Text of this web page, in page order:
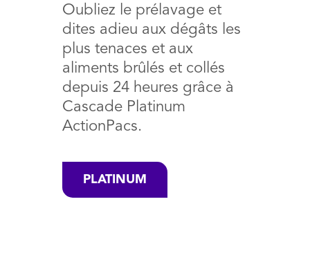
Oubliez le prélavage et
dites adieu aux dégâts les
plus tenaces et aux
aliments brûlés et collés
depuis 24 heures grâce à
Cascade Platinum
ActionPacs.
PLATINUM